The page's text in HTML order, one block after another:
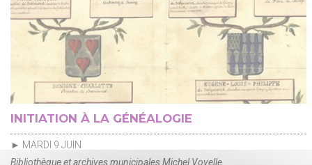
INITIATION À LA GÉNÉALOGIE
► MARDI 9 JUIN
Bibliothèque et archives municipales Michel Vovelle